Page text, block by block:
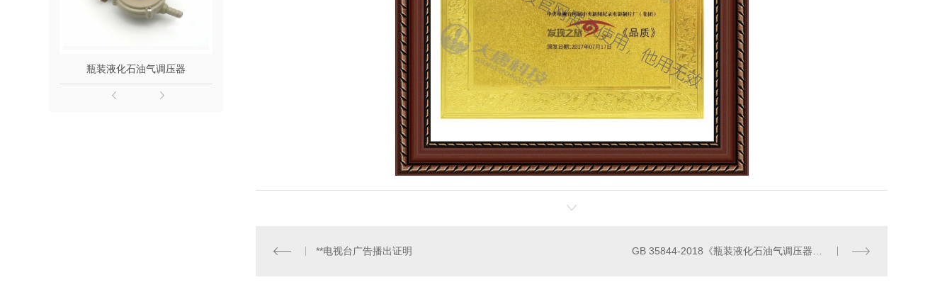
瓶装液化石油气调压器 工商业用途点型可燃气体泄漏报警控制系统（系统式）
**电视台广告播出证明 GB 35844-2018《瓶装液化石油气调压器》标准编写证书